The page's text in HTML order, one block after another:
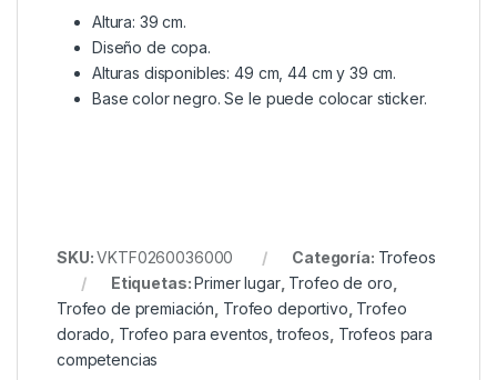
Altura: 39 cm.
Diseño de copa.
Alturas disponibles: 49 cm, 44 cm y 39 cm.
Base color negro. Se le puede colocar sticker.
SKU:VKTF0260036000 Categoría: Trofeos
Etiquetas:Primer lugar, Trofeo de oro
Trofeo de premiación Trofeo deportivo Trofeo
dorado Trofeo para eventos ,trofeos Trofeos para
competencias